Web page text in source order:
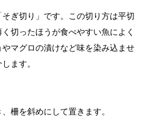
てしまった...
ングに出す...
ぎ切り」です。この切り方は平切
切ったほうが食べやすい魚によく
マグロの漬けなど味を染み込ませ
ます。
柵を斜めにして置きます。